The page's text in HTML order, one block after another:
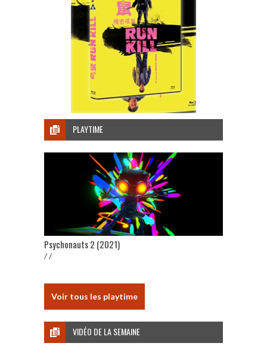
PLAYTIME
Psychonauts 2 (2021)
/ /
Voir tous les playtime
VIDÉO DE LA SEMAINE